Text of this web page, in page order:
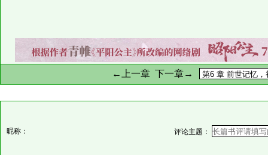
←上一章 下一章→
昵称： 评论主题：